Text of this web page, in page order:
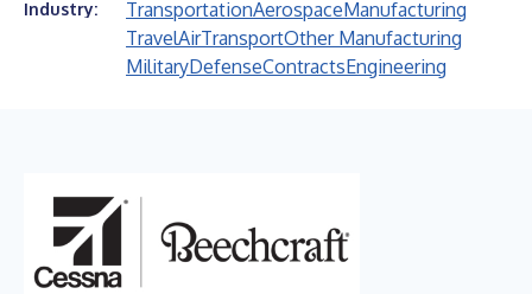
Industry: TransportationAerospaceManufacturing
TravelAirTransportOther Manufacturing
MilitaryDefenseContractsEngineering